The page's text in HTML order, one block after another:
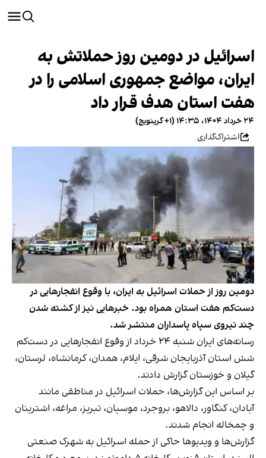
اسرائیل در دومین روز حملاتش به
ایران،‌ مواضع جمهوری اسلامی را در
هفت استان هدف قرار داد
۲۴ خرداد ۱۴۰۴، ۱۴:۳۵ (‎+۱ گرینویچ)
اشتراک‌گذاری
دومین روز از حملات اسرائیل به ایران، با وقوع انفجارهایی در
دست‌کم هفت استان همراه بود. خبرهایی نیز از کشته شدن
چند نیروی سپاه پاسداران منتشر شد.
رسانه‌های ایران شنبه ۲۴ خرداد از وقوع انفجارهایی در دست‌کم
شش استان آذربایجان شرقی، ایلام، همدان، کرمانشاه، لرستان،
گیلان و خوزستان گزارش دادند.
بر اساس این گزارش‌ها، حملات اسرائیل در مناطقی مانند
آبادان، کنگاور، دالاهو، بروجرد، موسیان، تبریز، مراغه، اشترینان
و چمخاله انجام شدند.
گزارش‌ها و ویدیوها حاکی از حمله اسرائیل به شهرک صنعتی